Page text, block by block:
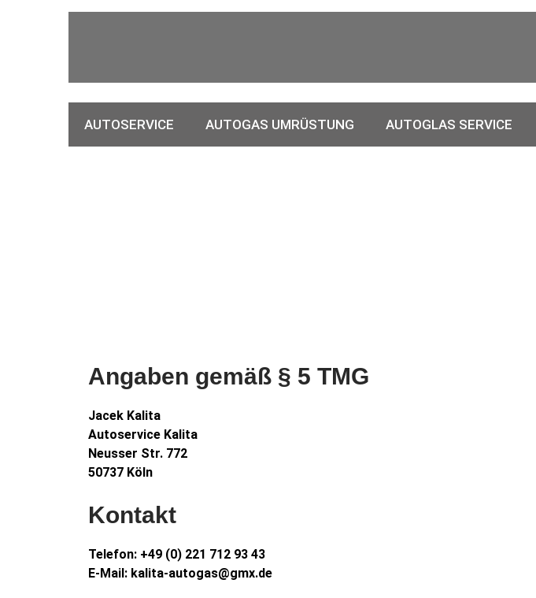
AUTOSERVICE AUTOGAS UMRÜSTUNG AUTOGLAS SERVICE
Angaben gemäß § 5 TMG
Jacek Kalita
Autoservice Kalita
Neusser Str. 772
50737 Köln
Kontakt
Telefon: +49 (0) 221 712 93 43
E-Mail: kalita-autogas@gmx.de